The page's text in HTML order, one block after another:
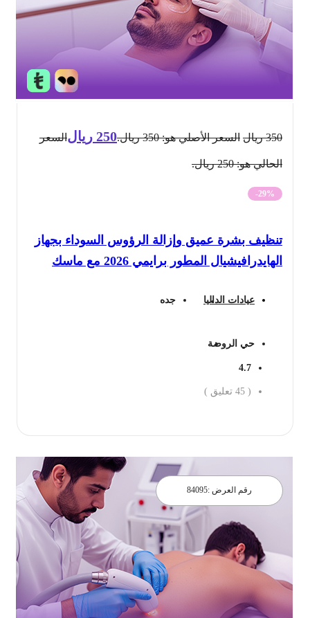
ريال السعر الأصلي هو: 350 ريال. 250 ريالالسعر
الحالي هو: 250 ريال.
-29%
تنظيف بشرة عميق وإزالة الرؤوس السوداء بجهاز
الهايدرافيشيال المطور برايمي 2026 مع ماسك
عيادات الداليا جده
حي الروضة
4.7
45 تعليق )
رقم العرض : 84095